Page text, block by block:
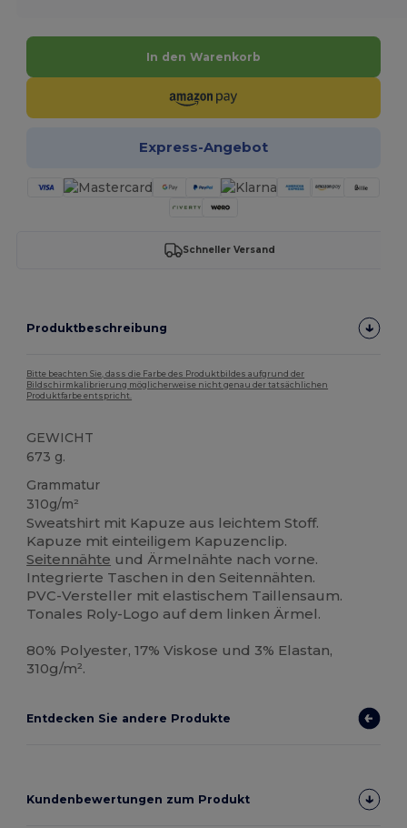
In den Warenkorb
Express-Angebot
Schneller Versand
Produktbeschreibung
Bitte beachten Sie, dass die Farbe des Produktbildes aufgrund der
Bildschirmkalibrierung möglicherweise nicht genau der tatsächlichen
Produktfarbe entspricht.
GEWICHT
673 g.
Grammatur
310g/m²
Sweatshirt mit Kapuze aus leichtem Stoff.
Kapuze mit einteiligem Kapuzenclip.
Seitennähte und Ärmelnähte nach vorne.
Integrierte Taschen in den Seitennähten.
PVC-Versteller mit elastischem Taillensaum.
Tonales Roly-Logo auf dem linken Ärmel.
80% Polyester, 17% Viskose und 3% Elastan,
310g/m².
Entdecken Sie andere Produkte
Kundenbewertungen zum Produkt